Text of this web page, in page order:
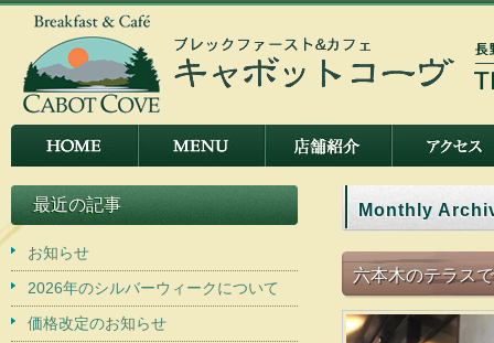
Monthly
六本木のテラス
最近の記事
お知らせ
2026年のシルバーウィークについて
価格改定のお知らせ